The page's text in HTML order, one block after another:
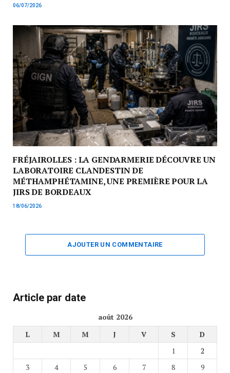
06/07/2026
FRÉJAIROLLES : LA GENDARMERIE DÉCOUVRE UN
LABORATOIRE CLANDESTIN DE
MÉTHAMPHÉTAMINE, UNE PREMIÈRE POUR LA
JIRS DE BORDEAUX
18/06/2026
AJOUTER UN COMMENTAIRE
Article par date
août 2026
L
M M J V S
D
1
2
3
4 5 6 7 8
9